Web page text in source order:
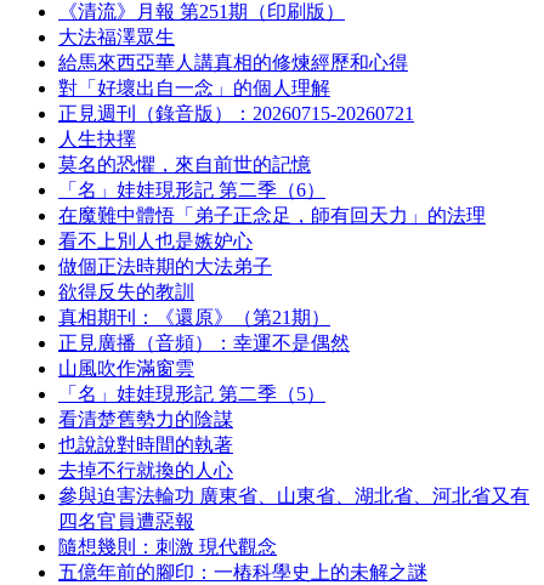
《清流》月報 第251期（印刷版）
大法福澤眾生
給馬來西亞華人講真相的修煉經歷和心得
對「好壞出自一念」的個人理解
正見週刊（錄音版）：20260715-20260721
人生抉擇
莫名的恐懼，來自前世的記憶
「名」娃娃現形記 第二季（6）
在魔難中體悟「弟子正念足，師有回天力」的法理
看不上別人也是嫉妒心
做個正法時期的大法弟子
欲得反失的教訓
真相期刊：《還原》（第21期）
正見廣播（音頻）：幸運不是偶然
山風吹作滿窗雲
「名」娃娃現形記 第二季（5）
看清楚舊勢力的陰謀
也說說對時間的執著
去掉不行就換的人心
參與迫害法輪功 廣東省、山東省、湖北省、河北省又有
四名官員遭惡報
隨想幾則：刺激 現代觀念
五億年前的腳印：一樁科學史上的未解之謎